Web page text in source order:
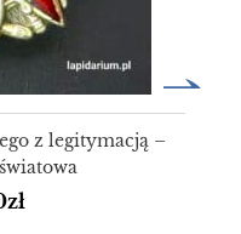
z legitymacją –
zł